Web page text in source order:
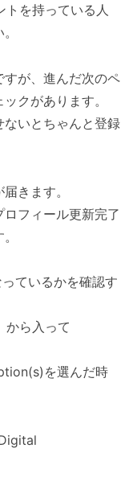
トを持っている人
すが、進んだ次のペ
クがあります。
いとちゃんと登録
きます。
フィール更新完了
ているかを確認す
から入って
を選んだ時